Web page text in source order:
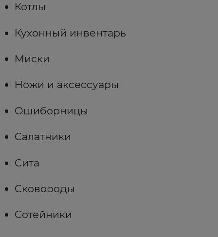
Котлы
Кухонный инвентарь
Миски
Ножи и аксессуары
Ошиборницы
Салатники
Сита
Сковороды
Сотейники